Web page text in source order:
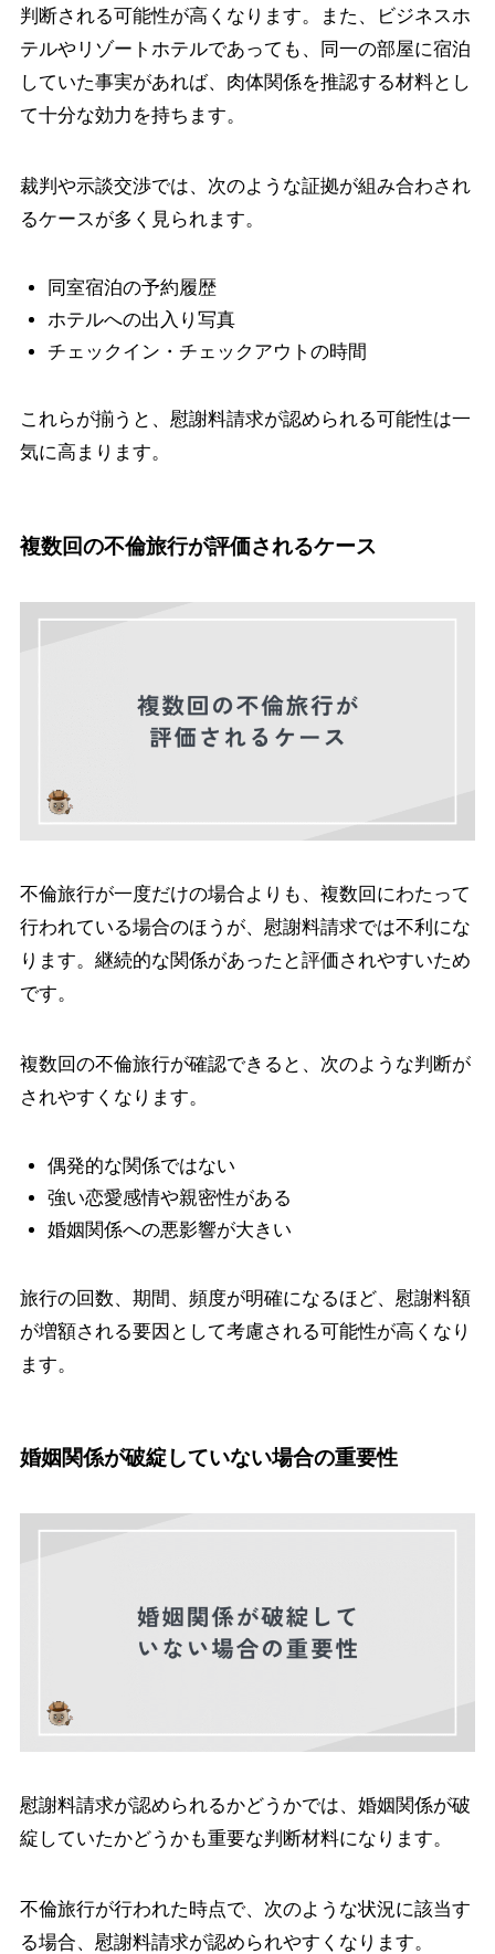
判断される可能性が高くなります。また、ビジネスホ
テルやリゾートホテルであっても、同一の部屋に宿泊
していた事実があれば、肉体関係を推認する材料とし
て十分な効力を持ちます。
裁判や示談交渉では、次のような証拠が組み合わされ
るケースが多く見られます。
同室宿泊の予約履歴
ホテルへの出入り写真
チェックイン・チェックアウトの時間
これらが揃うと、慰謝料請求が認められる可能性は一
気に高まります。
複数回の不倫旅行が評価されるケース
不倫旅行が一度だけの場合よりも、複数回にわたって
行われている場合のほうが、慰謝料請求では不利にな
ります。継続的な関係があったと評価されやすいため
です。
複数回の不倫旅行が確認できると、次のような判断が
されやすくなります。
偶発的な関係ではない
強い恋愛感情や親密性がある
婚姻関係への悪影響が大きい
旅行の回数、期間、頻度が明確になるほど、慰謝料額
が増額される要因として考慮される可能性が高くなり
ます。
婚姻関係が破綻していない場合の重要性
慰謝料請求が認められるかどうかでは、婚姻関係が破
綻していたかどうかも重要な判断材料になります。
不倫旅行が行われた時点で、次のような状況に該当す
る場合、慰謝料請求が認められやすくなります。